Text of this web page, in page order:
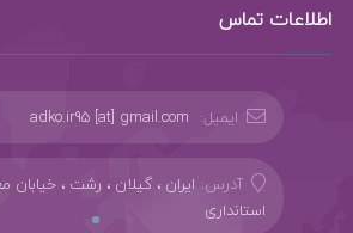
اطلاعات تماس
ایمیل: adko.ir95 [at] gmail.com
آدرس: ایران ، گیلان ، رشت ، خیابان
استانداری